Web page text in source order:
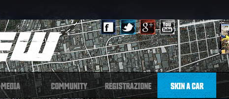
MEDIA COMMUNITY REGISTRAZIONE SKIN A CAR